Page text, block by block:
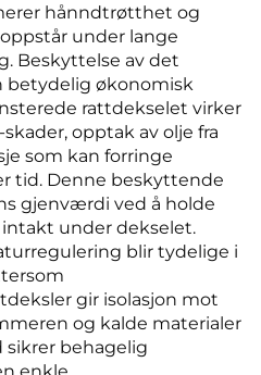
hånndtrøtthet og
under lange
Beskyttelse av det
betydelig økonomisk
rattdekselet virker
opptak av olje fra
som kan forringe
tid. Denne beskyttende
gjenværdi ved å holde
under dekselet.
blir tydelige i
gir isolasjon mot
og kalde materialer
behagelig